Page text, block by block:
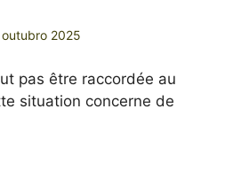
2025
pas être raccordée au
situation concerne de